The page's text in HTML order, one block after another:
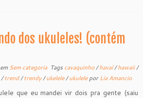
dos ukuleles! (contém
Sem categoria Tags cavaquinho/havaí/hawaii/
/trend/trendy/ukelele/ukuleleporLia Amancio
que eu mandei vir dois pra gente (saiu